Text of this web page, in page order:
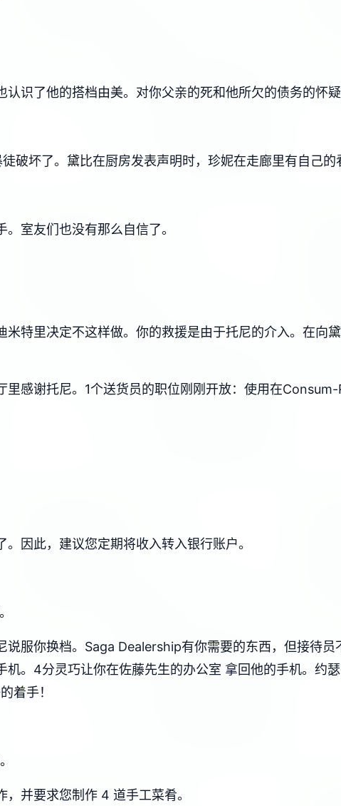
识了他的搭档由美。对你父亲的死和他所欠的债务的怀疑
破坏了。黛比在厨房发表声明时，珍妮在走廊里有自己的
室友们也没有那么自信了。
米特里决定不这样做。你的救援是由于托尼的介入。在向
里感谢托尼。1个送货员的职位刚刚开放：使用在
因此，建议您定期将收入转入银行账户。
说服你换档。Saga Dealership有你需要的东西，但接待
。4分灵巧让你在佐藤先生的办公室 拿回他的手机。约瑟
着手！
并要求您制作 4 道手工菜肴。